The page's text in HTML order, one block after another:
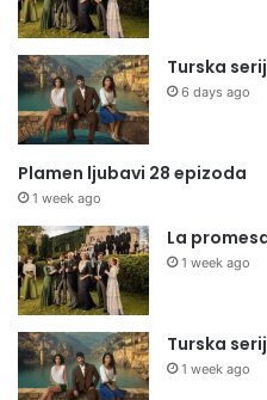
Turska
6 days ago
Plamen ljubavi 28 epizoda
1 week ago
La
1 week ago
Turska
1 week ago